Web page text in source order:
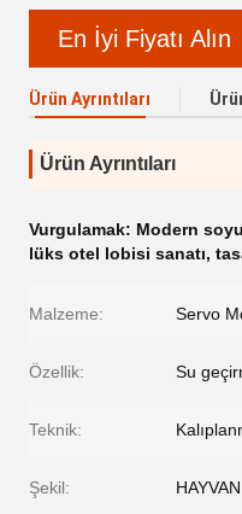
En İyi Fiyatı Alın
Ürün Ayrıntıları
Ürün Ayrıntıları
Vurgulamak: Modern
lüks otel lobisi sanatı,
Malzeme: Servo
Özellik: Su
Teknik:
Şekil: HAYVAN